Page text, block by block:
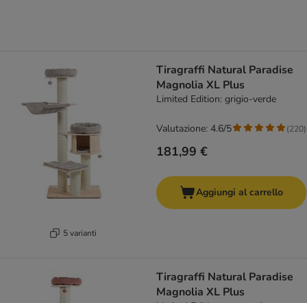
5 varianti
Tiragraffi Natural Paradise
Magnolia XL Plus
Limited Edition: grigio-verde
181,99 €
Valutazione: 4.6/5 (220)
Aggiungi al carrello
Tiragraffi Natural Paradise
Magnolia XL Plus